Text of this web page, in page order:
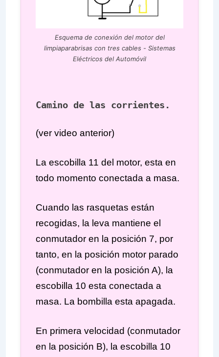
Esquema de conexión del motor del
limpiaparabrisas con tres cables - Sistemas
Eléctricos del Automóvil
Camino de las corrientes.
(ver video anterior)
La escobilla 11 del motor, esta en
todo momento conectada a masa.
Cuando las rasquetas están
recogidas, la leva mantiene el
conmutador en la posición 7, por
tanto, en la posición motor parado
(conmutador en la posición A), la
escobilla 10 esta conectada a
masa. La bombilla esta apagada.
En primera velocidad (conmutador
en la posición B), la escobilla 10